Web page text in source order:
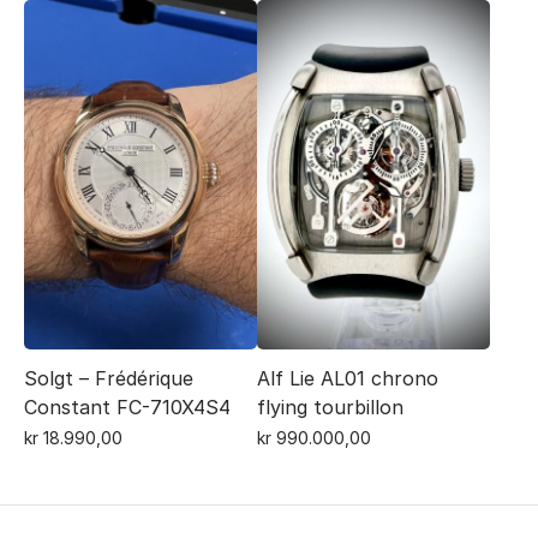
var:
er:
kr
Solgt – Frédérique
Constant FC-710X4S4
kr 18.990,00
Alf Lie AL01 chrono
flying tourbillon
kr 990.000,00